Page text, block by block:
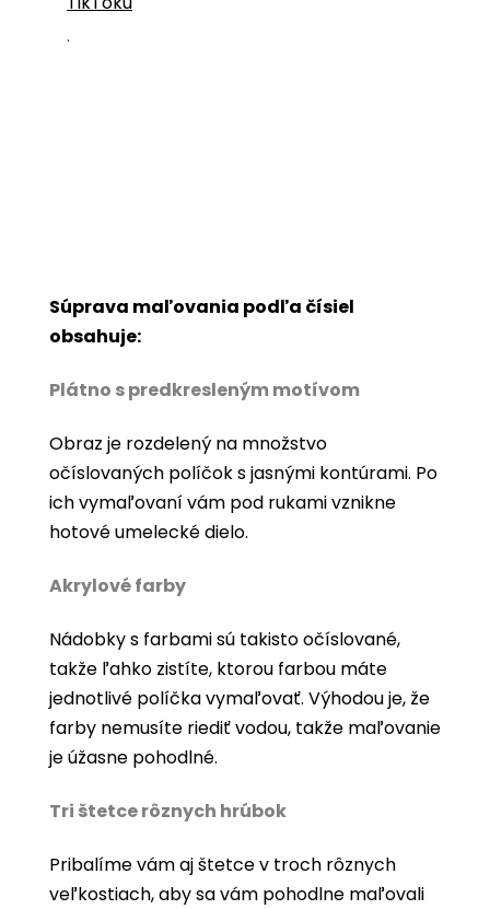
.
Súprava maľovania podľa čísiel
obsahuje:
Plátno s predkresleným motívom
Obraz je rozdelený na množstvo
očíslovaných políčok s jasnými kontúrami. Po
ich vymaľovaní vám pod rukami vznikne
hotové umelecké dielo.
Akrylové farby
Nádobky s farbami sú takisto očíslované,
takže ľahko zistíte, ktorou farbou máte
jednotlivé políčka vymaľovať. Výhodou je, že
farby nemusíte riediť vodou, takže maľovanie
je úžasne pohodlné.
Tri štetce rôznych hrúbok
Pribalíme vám aj štetce v troch rôznych
veľkostiach, aby sa vám pohodlne maľovali